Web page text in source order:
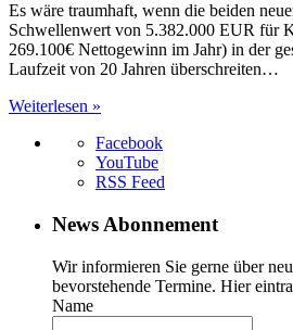
Es wäre traumhaft, wenn die beiden
Schwellenwert von 5.382.000 EUR für
269.100€ Nettogewinn im Jahr) in der
Laufzeit von 20 Jahren überschreiten…
Weiterlesen »
Facebook
YouTube
RSS Feed
News Abonnement
Wir informieren Sie gerne über
bevorstehende Termine. Hier
Name